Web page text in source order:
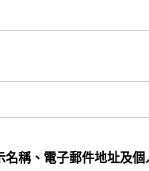
名稱、電子郵件地址及